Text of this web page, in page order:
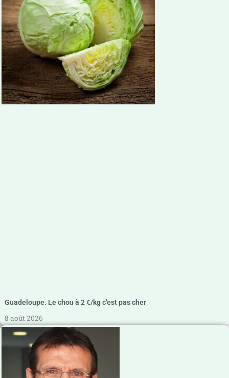
Guadeloupe. Le chou à 2 €/kg c’est pas cher
8 août 2026